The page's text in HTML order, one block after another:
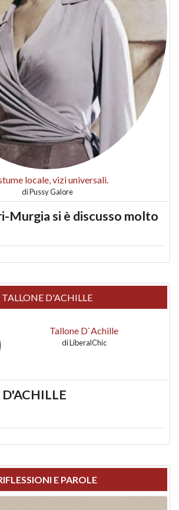
locale, vizi universali.
diPussy Galore
Murgia si è discusso molto
TALLONE D'ACHILLE
Tallone D`Achille
diLiberalChic
E PAROLE